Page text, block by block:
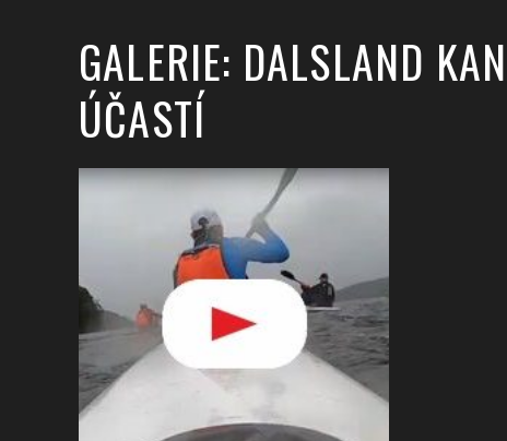
GALERIE: DALSLAND
ÚČASTÍ